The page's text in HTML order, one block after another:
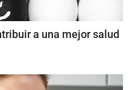
a una mejor salud